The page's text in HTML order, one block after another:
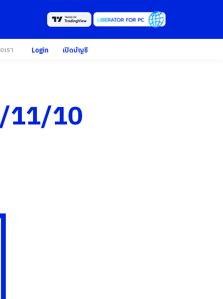
รา Login เปิดบัญชี
11/10